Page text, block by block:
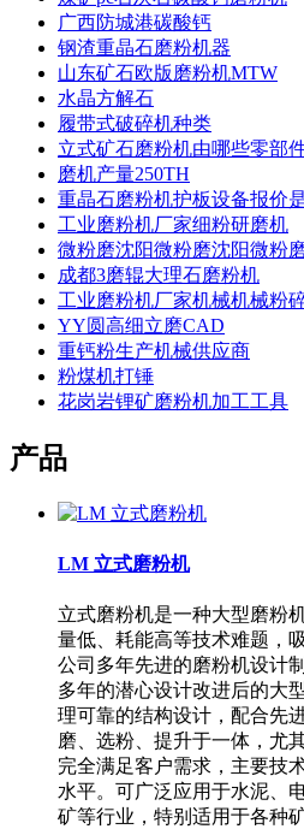
广西防城港碳酸钙
钢渣重晶石磨粉机器
山东矿石欧版磨粉机MTW
水晶方解石
履带式破碎机种类
立式矿石磨粉机由哪些零部
磨机产量250TH
重晶石磨粉机护板设备报价
工业磨粉机厂家细粉研磨机
微粉磨沈阳微粉磨沈阳微粉
成都3磨辊大理石磨粉机
工业磨粉机厂家机械机械粉
YY圆高细立磨CAD
重钙粉生产机械供应商
粉煤机打锤
花岗岩锂矿磨粉机加工工具
产品
LM 立式磨粉机
立式磨粉机是一种大型磨粉
量低、耗能高等技术难题，
公司多年先进的磨粉机设计
多年的潜心设计改进后的大
理可靠的结构设计，配合先
磨、选粉、提升于一体，尤
完全满足客户需求，主要技
水平。可广泛应用于水泥、
矿等行业，特别适用于各种